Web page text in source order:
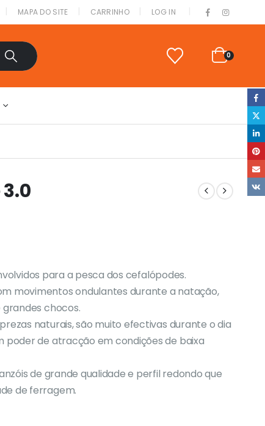
MAPA DO SITE CARRINHO LOG IN
0
para a pesca dos cefalópodes.
movimentos ondulantes durante a natação,
chocos.
naturais, são muito efectivas durante o dia
poder de atracção em condições de baixa
de grande qualidade e perfil redondo que
de ferragem.